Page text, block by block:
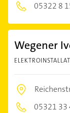
05322 8
Wegener
05321 33